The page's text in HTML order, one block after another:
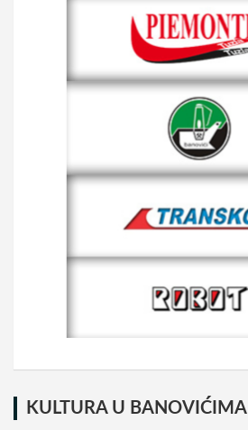
KULTURA U BANOVIĆIMA